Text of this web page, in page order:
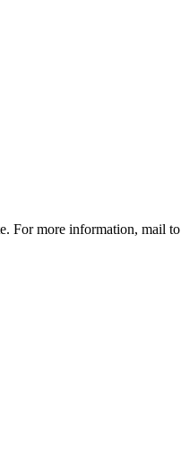
For more information, mail to